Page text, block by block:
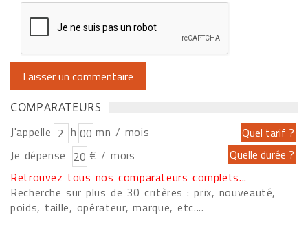
COMPARATEURS
J'appelle h
mn / mois
Je dépense
€ / mois
Retrouvez tous nos comparateurs complets...
Recherche sur plus de 30 critères : prix, nouveauté,
poids, taille, opérateur, marque, etc....